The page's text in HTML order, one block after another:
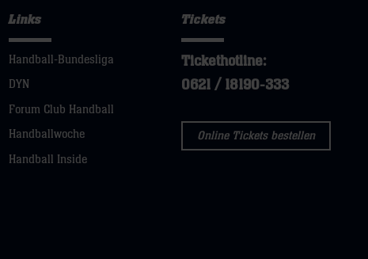
Links
Handball-Bundesliga
DYN
Forum Club Handball
Handballwoche
Handball Inside
Tickets
Tickethotline:
0621 / 18190-333
Online Tickets bestellen